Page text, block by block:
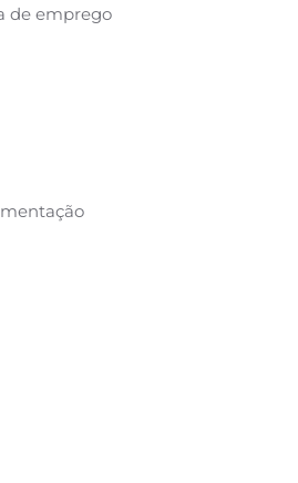
de emprego